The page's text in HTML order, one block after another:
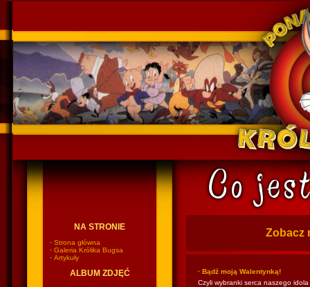
NA STRONIE
· Strona główna
· Galeria Królika Bugsa
· Artykuły
ALBUM ZDJĘĆ
Zobacz
· Bądź moją Walentynką!
Czyli wybranki serca naszego idola